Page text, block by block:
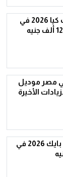
ارتفاع أسعار سيارات كيا 2026 في
مصر موديل
زيادة أسعار سيارات بايك 2026 في